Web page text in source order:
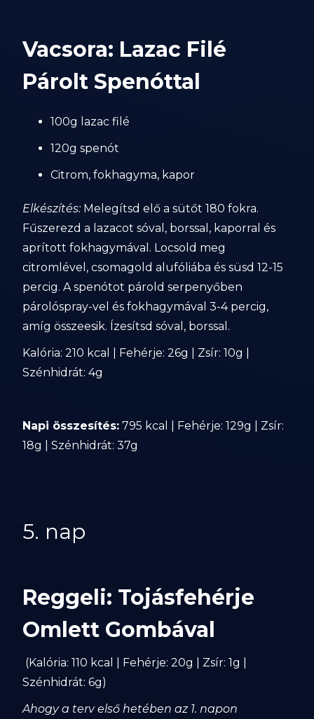
Vacsora: Lazac Filé
Párolt Spenóttal
100g lazac filé
120g spenót
Citrom, fokhagyma, kapor
Elkészítés:Melegítsd elő a sütőt 180 fokra.
Fűszerezd a lazacot sóval, borssal, kaporral és
aprított fokhagymával. Locsold meg
citromlével, csomagold alufóliába és süsd 12-15
percig. A spenótot párold serpenyőben
párolóspray-vel és fokhagymával 3-4 percig,
amíg összeesik. Ízesítsd sóval, borssal.
Kalória: 210 kcal | Fehérje: 26g | Zsír: 10g |
Szénhidrát: 4g
Napi összesítés: 795 kcal | Fehérje: 129g | Zsír:
18g | Szénhidrát: 37g
5. nap
Reggeli: Tojásfehérje
Omlett Gombával
(Kalória: 110 kcal | Fehérje: 20g | Zsír: 1g |
Szénhidrát: 6g)
Ahogy a terv első hetében az 1. napon